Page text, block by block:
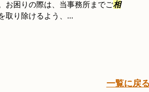
お困りの際は、当事務所までご相
取り除けるよう、...
一覧に戻る